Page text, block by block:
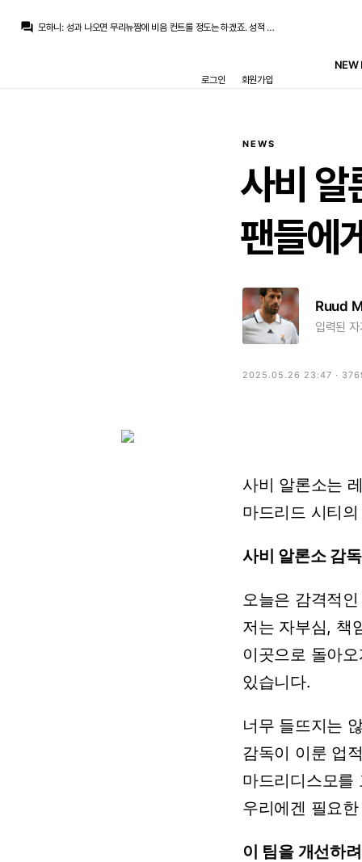
question_answer 모하니: 성과 나오면 무리뉴짬에 비음 컨트롤 정도는 하겠죠. 성적 안나오는순간 그냥 폭탄인거지
NEW
로그인 회원가입
NEWS
사비 알
팬들에
Ruud
입력된
2025.05.26 23:47 ·
사비 알론소는
마드리드 시티의
사비 알론소 감
오늘은 감격적인
저는 자부심, 책
이곳으로 돌아
있습니다.
너무 들뜨지는
감독이 이룬 업
마드리디스모를
우리에겐 필요한
이 팀을 개선하